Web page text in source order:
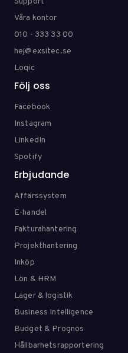
Våra kontor
010 - 333 33 00
hej@exsitec.se
Loqic
Följ oss
Facebook
Instagram
LinkedIn
Spotify
Erbjudande
Affärssystem
E-handel
Fakturahantering
Projekthantering
Inköp
Lön & HRM
Lager & logistik
Business Intelligence
Budget & Prognos
Hållbarhetsrapportering